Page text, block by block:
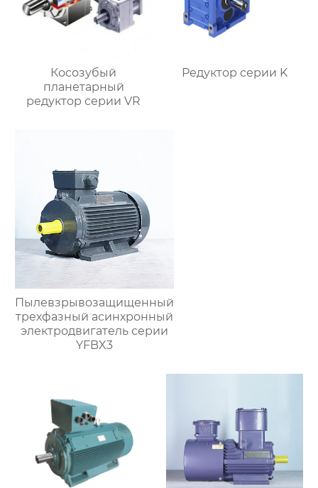
Косозубый
планетарный
редуктор серии VR
Редуктор серии K
Пылевзрывозащищенный
трехфазный асинхронный
электродвигатель серии
YFBX3